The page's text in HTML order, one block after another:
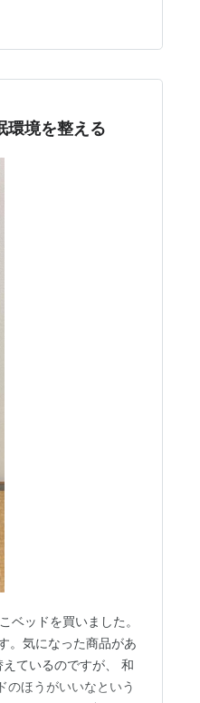
仕方について詳しく解
環境を整える
ベッドを買いました。
。気になった商品があ
ているのですが、 和
のほうがいいなという